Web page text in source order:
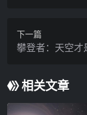
下一篇
攀登者：天空
相关文章